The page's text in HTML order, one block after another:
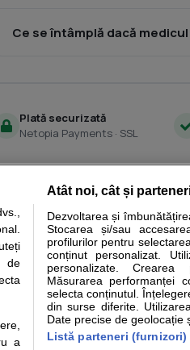
Ce se întâmplă dacă
Plată securizată
Netopia Payments · SSL
medicale
disponibile pe sfatulmedicului.ro au
ca pe langa informatia primita pe
Clickmed.
-
Parteneri
Inscriere clinica
de
a
Atât noi, cât și
Dezvoltarea și
Stocarea și/sau
profilurilor pentru
conținut personalizat.
personalizate. Crearea
Măsurarea performanței
selecta conținutul.
din surse diferite.
Date precise de geolocație
Listă parteneri (furnizori)